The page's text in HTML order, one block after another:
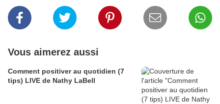
Vous aimerez aussi
Comment positiver au quotidien (7
tips) LIVE de Nathy LaBell